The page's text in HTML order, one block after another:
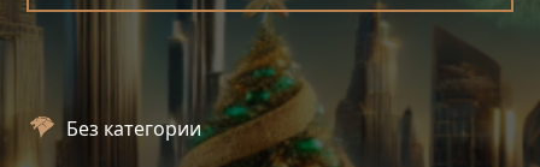
Без категории